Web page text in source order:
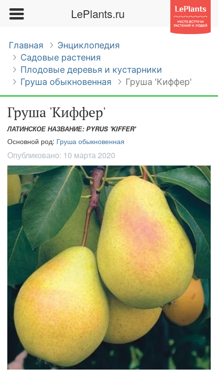
LePlants.ru
Главная
Энциклопедия
Садовые растения
Плодовые деревья и кустарники
Груша обыкновенная
Груша 'Киффер'
Груша 'Киффер'
ЛАТИНСКОЕ НАЗВАНИЕ: PYRUS 'KIFFER'
Основной род: Груша обыкновенная
Опубликовано: 10 марта 2020